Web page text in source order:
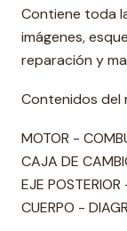
Contiene toda
imágenes,
reparación y
Contenidos del
MOTOR -
CAJA DE
EJE
CUERPO -